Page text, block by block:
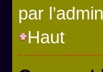
par
Haut